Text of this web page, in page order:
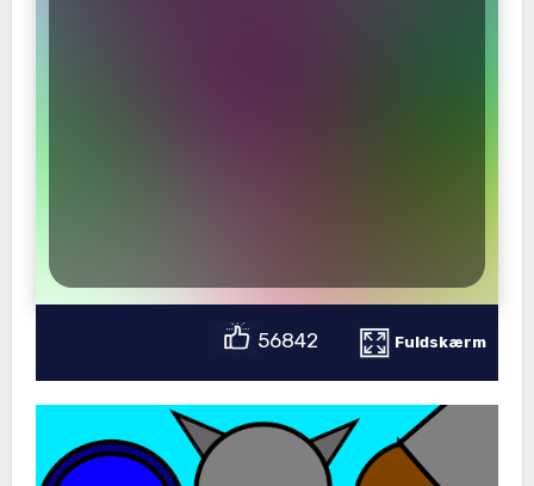
56842 Fuldskærm